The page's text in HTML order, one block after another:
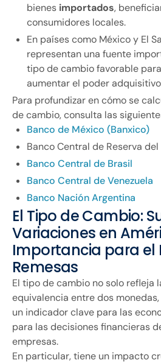
bienes importados,
consumidores locales.
En países como México y El
representan una fuente
tipo de cambio favorable
aumentar el poder
Para profundizar en cómo se
de cambio, consulta las
Banco de México (Banxico)
Banco Central de Reserva del
Banco Central de Brasil
Banco Central de Venezuela
Banco Nación Argentina
El Tipo de Cambio:
Variaciones en
Importancia para el
Remesas
El tipo de cambio no solo refleja
equivalencia entre dos
un indicador clave para las
para las decisiones financieras
empresas.
En particular, tiene un impacto